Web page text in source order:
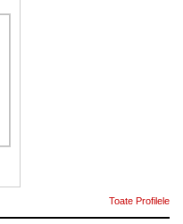
Toate Profilele